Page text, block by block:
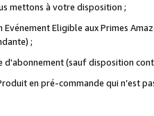
mettons à votre disposition ;
Eligible aux Primes
;
(sauf disposition
en pré-commande qui n’est